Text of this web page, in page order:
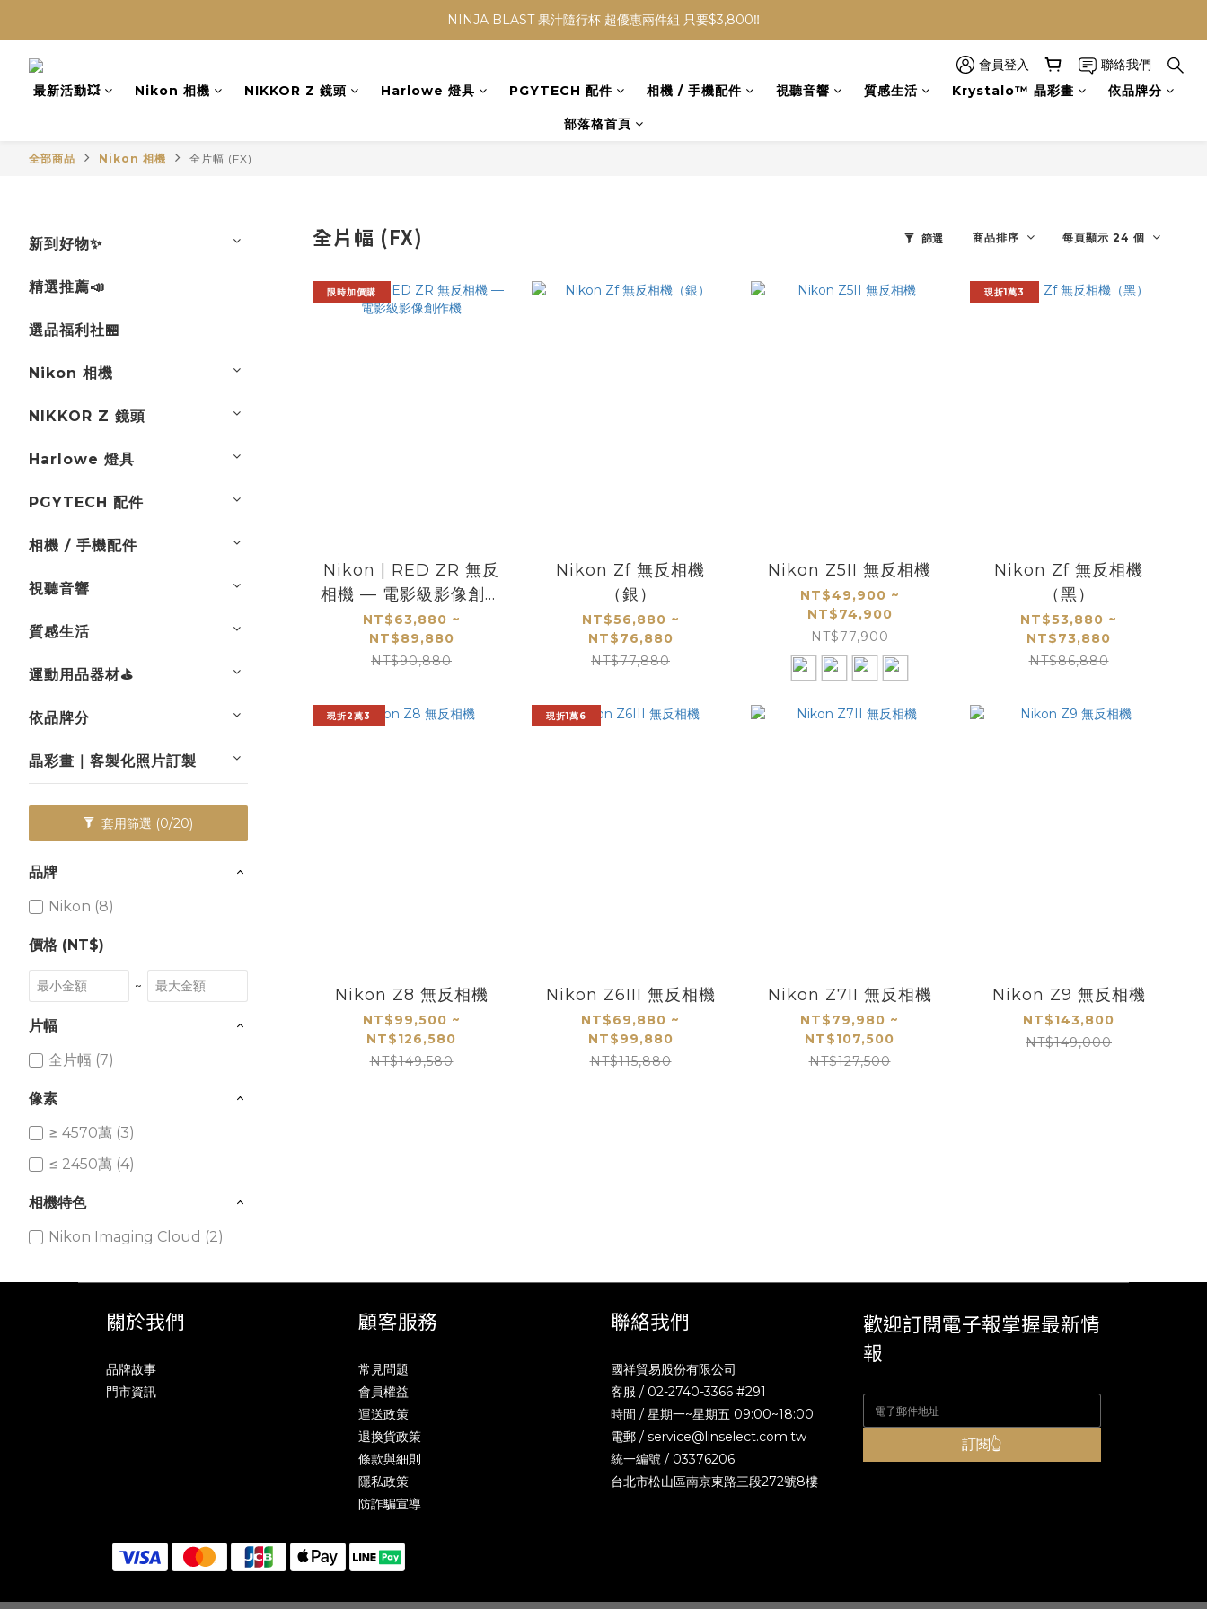
NINJA BLAST 果汁隨行杯 超優惠兩件組 只要$3,800‼️
NINJA BLAST 果汁隨行杯 超優惠兩件組 只要$3,800‼️
加入會員贈$300購物金💰｜消費即享2%回饋 (部分商品不適用)
會員登入
聯絡我們
最新活動💥
Nikon 相機 NIKKOR Z 鏡頭 Harlowe 燈具 PGYTECH 配件 相機 / 手機配件 視聽音響 質感生活 Krystalo™ 晶彩畫 依品牌分
部落格首頁
全部商品 Nikon 相機 全片幅 (FX)
新到好物✨
精選推薦📣
選品福利社🏪
Nikon 相機
NIKKOR Z 鏡頭
Harlowe 燈具
PGYTECH 配件
相機 / 手機配件
視聽音響
質感生活
運動用品器材⛳
依品牌分
晶彩畫｜客製化照片訂製
套用篩選 (0/20)
品牌
Nikon (8)
價格 (NT$)
~
片幅
全片幅 (7)
像素
≥ 4570萬 (3)
≤ 2450萬 (4)
相機特色
Nikon Imaging Cloud (2)
全片幅 (FX) 篩選 商品排序 每頁顯示 24 個
限時加價購
Nikon | RED ZR 無反
相機 — 電影級影像創作
機
NT$63,880 ~
NT$89,880
NT$90,880
Nikon Zf 無反相機
（銀）
NT$56,880 ~
NT$76,880
NT$77,880
Nikon Z5II 無反相機
NT$49,900 ~
NT$74,900
NT$77,900
現折1萬3
Nikon Zf 無反相機
（黑）
NT$53,880 ~
NT$73,880
NT$86,880
現折2萬3
Nikon Z8 無反相機
NT$99,500 ~
NT$126,580
NT$149,580
現折1萬6
Nikon Z6III 無反相機
NT$69,880 ~
NT$99,880
NT$115,880
Nikon Z7II 無反相機
NT$79,980 ~
NT$107,500
NT$127,500
Nikon Z9 無反相機
NT$143,800
NT$149,000
關於我們
品牌故事
門市資訊
顧客服務
常見問題
會員權益
運送政策
退換貨政策
條款與細則
隱私政策
防詐騙宣導
聯絡我們
國祥貿易股份有限公司
客服 / 02-2740-3366 #291
時間 / 星期一~星期五 09:00~18:00
電郵 / service@linselect.com.tw
統一編號 / 03376206
台北市松山區南京東路三段272號8樓
歡迎訂閱電子報掌握最新情
報
訂閱👆